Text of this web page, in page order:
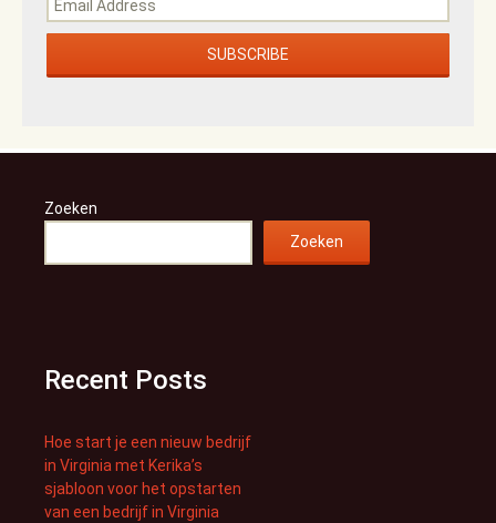
Zoeken
Zoeken
Recent Posts
Hoe start je een nieuw bedrijf
in Virginia met Kerika’s
sjabloon voor het opstarten
van een bedrijf in Virginia